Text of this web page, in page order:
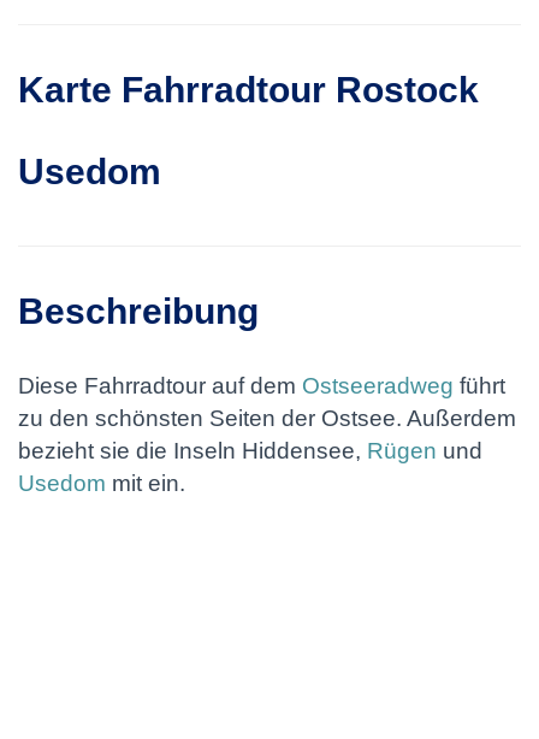
Karte Fahrradtour Rostock
Usedom
Beschreibung
Diese Fahrradtour auf dem Ostseeradweg führt
zu den schönsten Seiten der Ostsee. Außerdem
bezieht sie die Inseln Hiddensee, Rügen und
Usedom mit ein.